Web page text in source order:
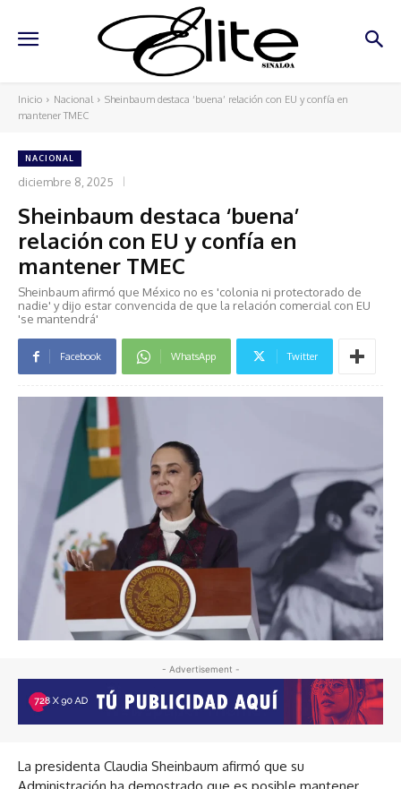
Inicio Nacional
Sheinbaum destaca ‘buena’ relación con EU y confía en
mantener TMEC
NACIONAL
diciembre 8, 2025
Sheinbaum destaca ‘buena’
relación con EU y confía en
mantener TMEC
Sheinbaum afirmó que México no es 'colonia ni protectorado de
nadie' y dijo estar convencida de que la relación comercial con EU
'se mantendrá'
Facebook WhatsApp Twitter
- Advertisement -
La presidenta Claudia Sheinbaum afirmó que su